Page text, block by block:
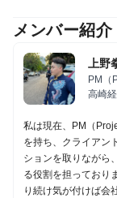
メンバー紹介
上野
PM（
高崎
私は現在、PM（
を持ち、クライアン
ションを取りながら
る役割を担っており
り続け気が付けば会